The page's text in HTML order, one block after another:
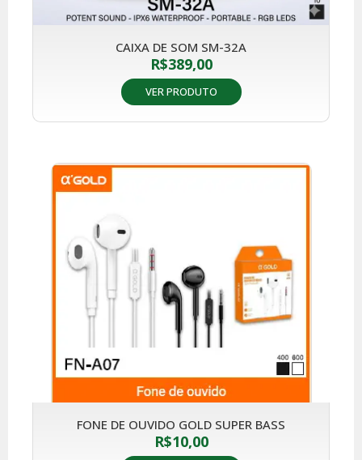
CAIXA DE SOM SM-32A
R$389,00
VER PRODUTO
FONE DE OUVIDO GOLD SUPER BASS
R$10,00